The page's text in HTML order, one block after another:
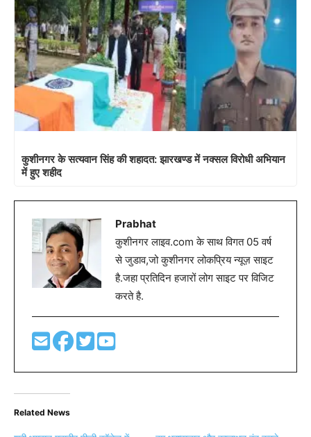
कुशीनगर के सत्यवान सिंह की शहादत: झारखण्ड में नक्सल विरोधी अभियान
में हुए शहीद
Prabhat
कुशीनगर लाइव.com के साथ विगत 05 वर्ष
से जुडाव,जो कुशीनगर लोकप्रिय न्यूज़ साइट
है.जहा प्रतिदिन हजारों लोग साइट पर विजिट
करते है.
Related News